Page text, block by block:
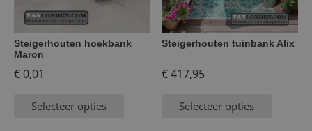
Steigerhouten hoekbank
Maron
€ 0,01
Selecteer opties
Steigerhouten tuinbank Alix
€417,95
Selecteer opties